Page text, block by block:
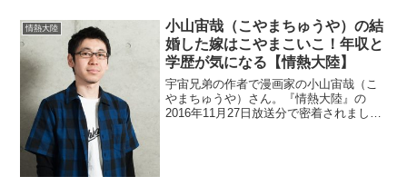
情熱大陸
小山宙哉（こやまちゅうや）の結
婚した嫁はこやまこいこ！年収と
学歴が気になる【情熱大陸】
宇宙兄弟の作者で漫画家の小山宙哉（こ
やまちゅうや）さん。『情熱大陸』の
2016年11月27日放送分で密着されまし